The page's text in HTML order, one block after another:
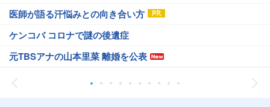
医師が語る汗悩みとの向き合い方
ケンコバ コロナで謎の後遺症
元TBSアナの山本里菜 離婚を公表